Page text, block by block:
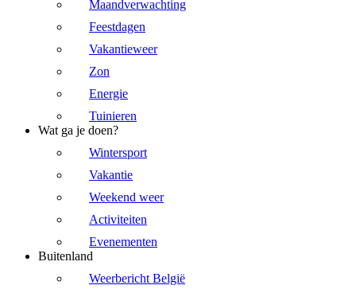
Maandverwachting
Feestdagen
Vakantieweer
Zon
Energie
Tuinieren
Wat ga je doen?
Wintersport
Vakantie
Weekend weer
Activiteiten
Evenementen
Buitenland
Weerbericht België